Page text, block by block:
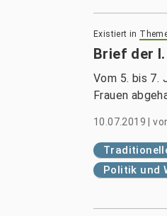
Existiert in
Brief der
Vom 5. bis 7.
Frauen
10.07.2019 |
Politik und